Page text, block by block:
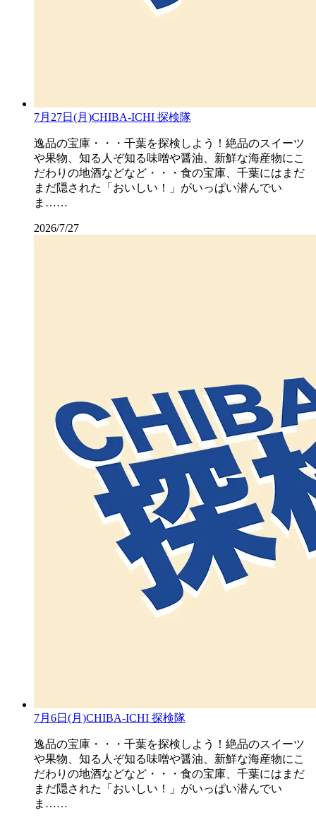
7月27日(月)CHIBA-ICHI 探検隊
逸品の宝庫・・・千葉を探検しよう！絶品のスイーツ
や果物、知る人ぞ知る味噌や醤油、新鮮な海産物にこ
だわりの地酒などなど・・・食の宝庫、千葉にはまだ
まだ隠された「おいしい！」がいっぱい潜んでい
ま……
2026/7/27
7月6日(月)CHIBA-ICHI 探検隊
逸品の宝庫・・・千葉を探検しよう！絶品のスイーツ
や果物、知る人ぞ知る味噌や醤油、新鮮な海産物にこ
だわりの地酒などなど・・・食の宝庫、千葉にはまだ
まだ隠された「おいしい！」がいっぱい潜んでい
ま……